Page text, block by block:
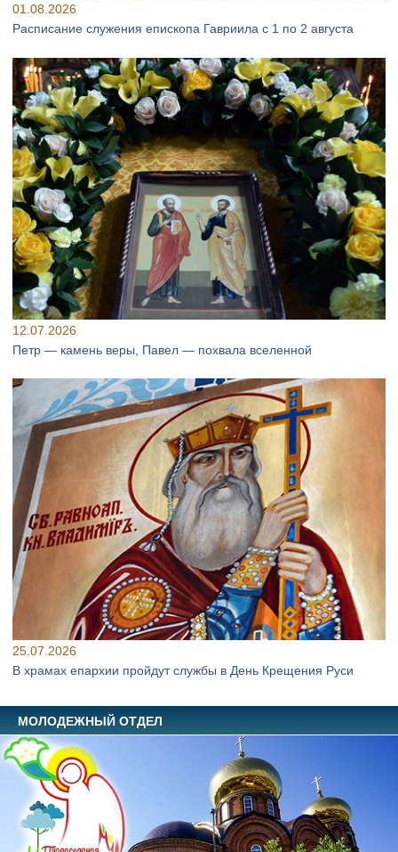
01.08.2026
Расписание служения епископа Гавриила с 1 по 2 августа
12.07.2026
Петр — камень веры, Павел — похвала вселенной
25.07.2026
В храмах епархии пройдут службы в День Крещения Руси
МОЛОДЕЖНЫЙ ОТДЕЛ